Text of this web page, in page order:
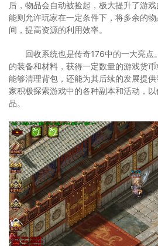
后，物品会自动被捡起，极大提升了游
能则允许玩家在一定条件下，将多余的
间，提高资源的利用效率。
回收系统也是传奇176中的一大亮点
的装备和材料，获得一定数量的游戏货
能够清理背包，还能为其后续的发展提
家积极探索游戏中的各种副本和活动，
品。